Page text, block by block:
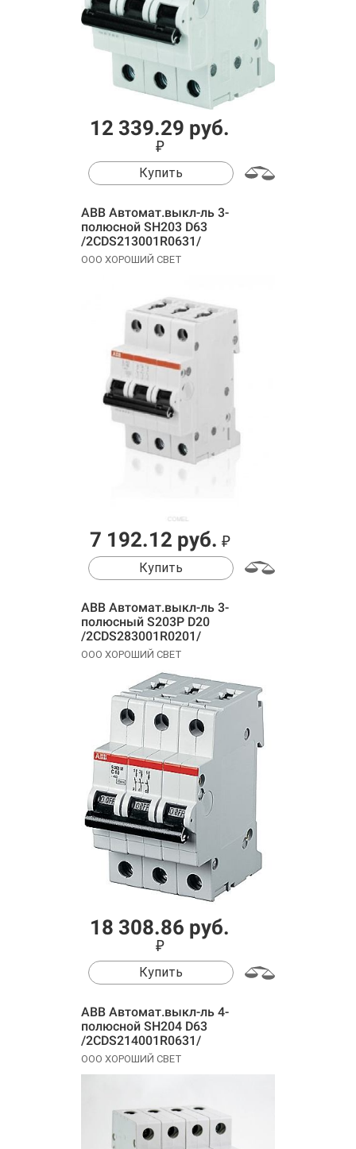
12 339.29 руб.
₽
Купить
ABB Автомат.выкл-ль 3-
полюсной SH203 D63
/2CDS213001R0631/
ООО ХОРОШИЙ СВЕТ
7 192.12 руб. ₽
Купить
ABB Автомат.выкл-ль 3-
полюсный S203P D20
/2CDS283001R0201/
ООО ХОРОШИЙ СВЕТ
18 308.86 руб.
₽
Купить
ABB Автомат.выкл-ль 4-
полюсной SH204 D63
/2CDS214001R0631/
ООО ХОРОШИЙ СВЕТ